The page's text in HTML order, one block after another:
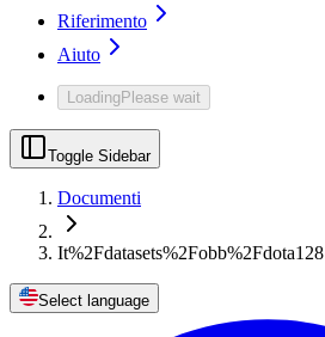
Riferimento
Aiuto
LoadingPlease wait
Toggle Sidebar
Documenti
It%2Fdatasets%2Fobb%2Fdota128
Select language